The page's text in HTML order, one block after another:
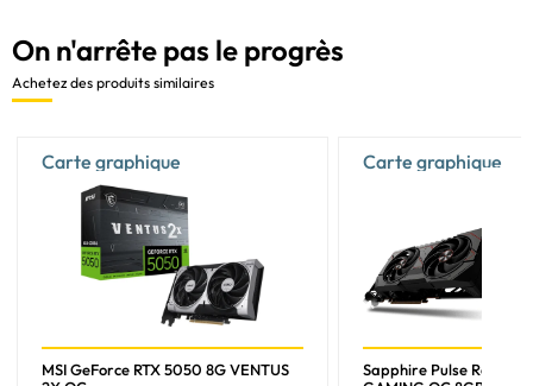
On n'arrête pas le progrès
Achetez des produits similaires
Carte graphique
MSI GeForce RTX 5050 8G VENTUS
Carte graphique
Sapphire Pulse Radeon